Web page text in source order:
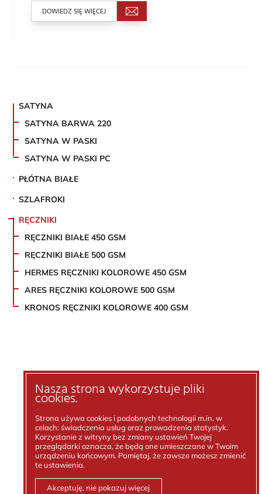
DOWIEDZ SIĘ WIĘCEJ
SATYNA
SATYNA BARWA 220
SATYNA W PASKI
SATYNA W PASKI PC
PŁÓTNA BIAŁE
SZLAFROKI
RĘCZNIKI
RĘCZNIKI BIAŁE 450 GSM
RĘCZNIKI BIAŁE 500 GSM
HERMES RĘCZNIKI KOLOROWE 450 GSM
ARES RĘCZNIKI KOLOROWE 500 GSM
KRONOS RĘCZNIKI KOLOROWE 400 GSM
Nasza strona wykorzystuje pliki
cookies.
Strona używa cookies i podobnych technologii m.in. w
celach: świadczenia usług oraz prowadzenia statystyk.
Korzystanie z witryny bez zmiany ustawień Twojej
przeglądarki oznacza, że będą one umieszczane w Twoim
urządzeniu końcowym. Pamiętaj, że zawsze możesz zmienić
te ustawienia.
Akceptuję, nie pokazuj więcej